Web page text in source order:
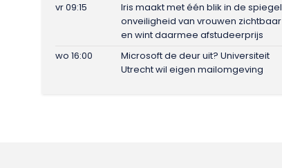
vr 09:15
Iris maakt met één blik in de spiegel
onveiligheid van vrouwen zichtbaar
en wint daarmee afstudeerprijs
wo 16:00
Microsoft de deur uit? Universiteit
Utrecht wil eigen mailomgeving